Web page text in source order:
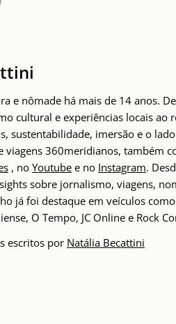
e nômade há mais de 14 anos.
cultural e experiências locais ao
sustentabilidade, imersão e o
viagens 360meridianos, também
, no Youtube e no Instagram.
sobre jornalismo, viagens,
já foi destaque em veículos
O Tempo, JC Online e Rock
escritos por Natália Becattini